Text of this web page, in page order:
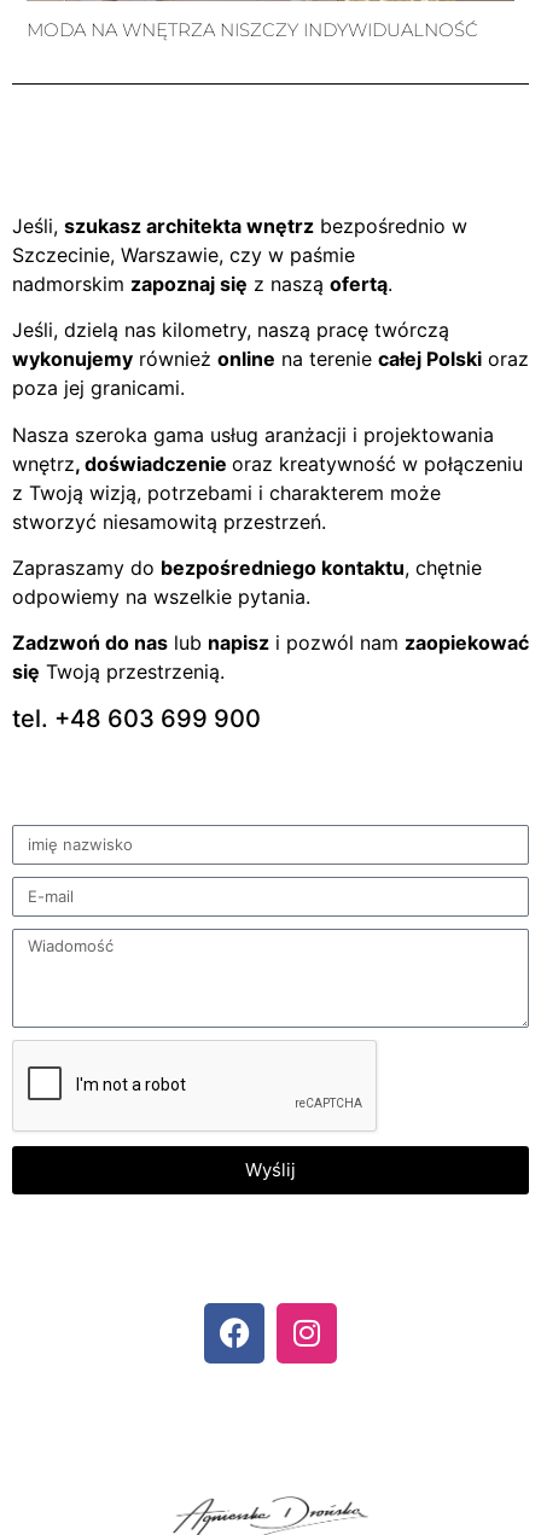
MODA NA WNĘTRZA NISZCZY INDYWIDUALNOŚĆ
Jeśli, szukasz architekta wnętrz bezpośrednio w
Szczecinie, Warszawie, czy w paśmie
nadmorskim zapoznaj się z naszą ofertą.
Jeśli, dzielą nas kilometry, naszą pracę twórczą
wykonujemy również online na terenie całej Polski oraz
poza jej granicami.
Nasza szeroka gama usług aranżacji i projektowania
wnętrz, doświadczenie oraz kreatywność w połączeniu
z Twoją wizją, potrzebami i charakterem może
stworzyć niesamowitą przestrzeń.
Zapraszamy do bezpośredniego kontaktu, chętnie
odpowiemy na wszelkie pytania.
Zadzwoń do nas lub napisz i pozwól nam zaopiekować
się Twoją przestrzenią.
tel. +48 603 699 900
Wyślij